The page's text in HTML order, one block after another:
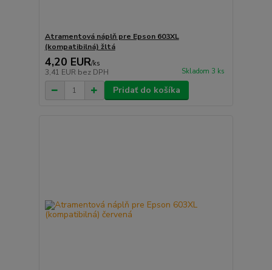
Atramentová náplň pre Epson 603XL
(kompatibilná) žltá
4,20 EUR/ks
3,41 EUR bez DPH Skladom 3 ks
Pridať do košíka